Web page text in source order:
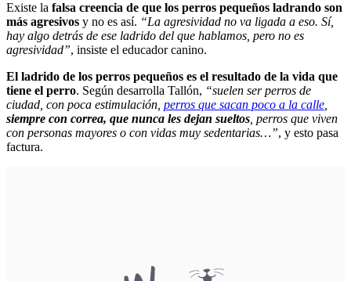
Existe la falsa creencia de que los perros pequeños ladrando son
más agresivos y no es así. “La agresividad no va ligada a eso. Sí,
hay algo detrás de ese ladrido del que hablamos, pero no es
agresividad”, insiste el educador canino.
El ladrido de los perros pequeños es el resultado de la vida que
tiene el perro. Según desarrolla Tallón, “suelen ser perros de
ciudad, con poca estimulación, perros que sacan poco a la calle
siempre con correa, que nunca les dejan sueltos , perros que viven
con personas mayores o con vidas muy sedentarias…”, y esto pasa
factura.